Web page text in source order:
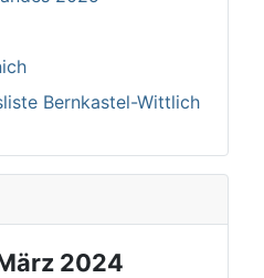
Bernkastel-Wittlich
2024